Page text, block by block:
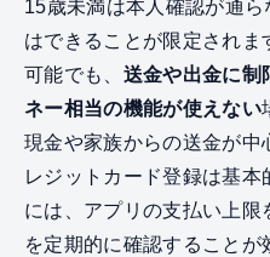
15歳未満は本人確認が通
はできることが限定され
可能でも、 送金や出金に制
ネー相当の機能が使えない
現金や家族からの送金が中
レジットカード登録は基本
には、アプリの支払い上
を定期的に確認すること